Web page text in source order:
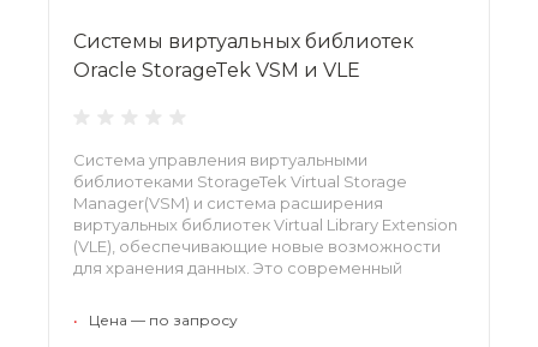
Системы виртуальных библиотек
Oracle StorageTek VSM и VLE
Система управления виртуальными
библиотеками StorageTek Virtual Storage
Manager(VSM) и система расширения
виртуальных библиотек Virtual Library Extension
(VLE), обеспечивающие новые возможности
для хранения данных. Это современный
обеспечивая защиту инвестиций.
• Цена — по запросу